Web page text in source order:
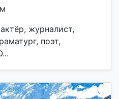
журналист,
поэт,